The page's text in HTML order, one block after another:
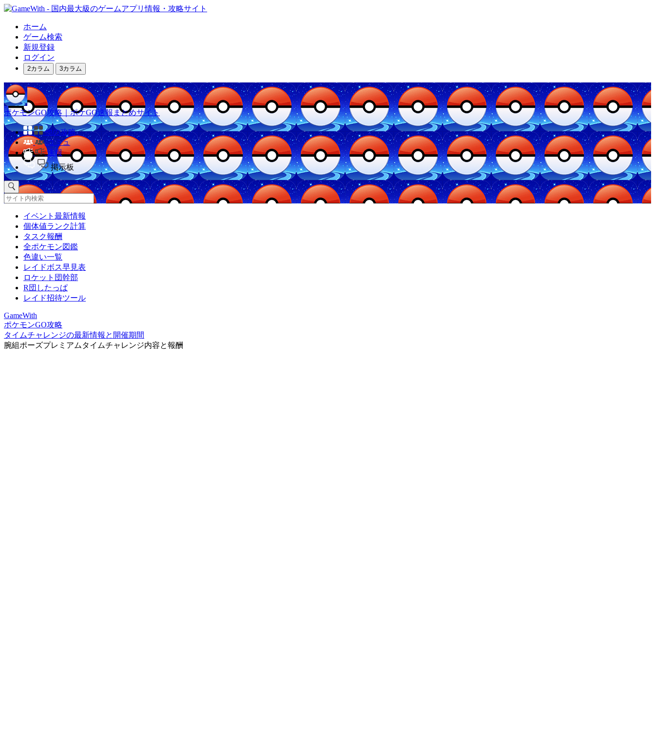
ホーム
ゲーム検索
新規登録
ログイン
2カラム 3カラム
ポケモンGO攻略｜ポケGO速報まとめサイト
他の攻略
コミュ
速報
掲示板
イベント最新情報
個体値ランク計算
タスク報酬
全ポケモン図鑑
色違い一覧
レイドボス早見表
ロケット団幹部
R団したっぱ
レイド招待ツール
GameWith
ポケモンGO攻略
タイムチャレンジの最新情報と開催期間
腕組ポーズプレミアムタイムチャレンジ内容と報酬